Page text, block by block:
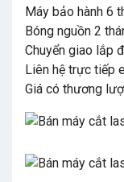
Máy bảo hành 6
Bóng nguồn 2
Chuyển giao lắp
Liên hệ trực tiếp
Giá có thương